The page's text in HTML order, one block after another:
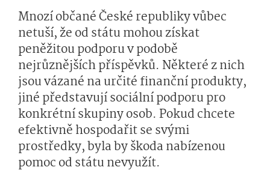
Mnozí občané České republiky vůbec
netuší, že od státu mohou získat
peněžitou podporu v podobě
nejrůznějších příspěvků. Některé z nich
jsou vázané na určité finanční produkty,
jiné představují sociální podporu pro
konkrétní skupiny osob. Pokud chcete
efektivně hospodařit se svými
prostředky, byla by škoda nabízenou
pomoc od státu nevyužít.